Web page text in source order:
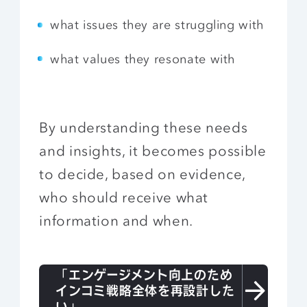
what issues they are struggling with
what values they resonate with
By understanding these needs
and insights, it becomes possible
to decide, based on evidence,
who should receive what
information and when.
「エンゲージメント向上のため
インコミ戦略全体を再設計した